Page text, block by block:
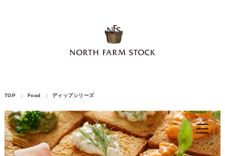
TOP Food ディップシリーズ